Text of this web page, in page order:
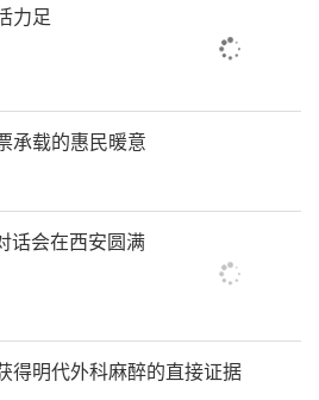
力足
承载的惠民暖意
话会在西安圆满
得明代外科麻醉的直接证据